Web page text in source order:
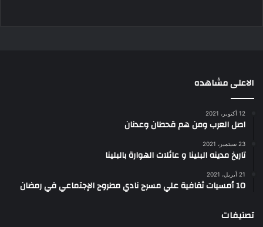
الاعلى مشاهده
12 أكتوبر، 2021
اصل العرب ومن هم قحطان وعدنان
23 سبتمبر، 2021
تاريخ مدينه البلينا و عائلات الهوارة بالبلينا
21 أبريل، 2021
10 أمسيات ثقافية علي مسرح نادي مطروح الإجتماعي في رمضان
تصنيفات